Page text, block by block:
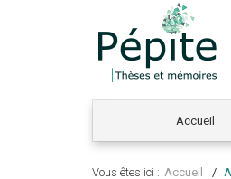
Accueil
Vous êtes ici : Accueil